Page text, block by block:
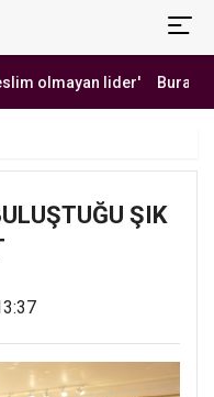
lider' Burak
ŞIK